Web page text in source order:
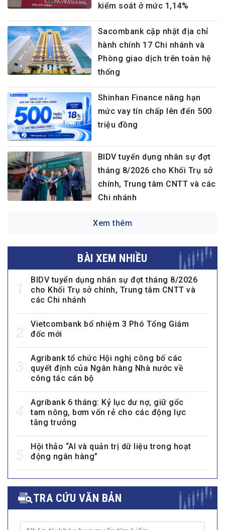
kiểm soát ở mức 1,14%
Sacombank cập nhật địa chỉ
hành chính 17 Chi nhánh và
Phòng giao dịch trên toàn hệ
thống
Shinhan Finance nâng hạn
mức vay tín chấp lên đến 500
triệu đồng
BIDV tuyển dụng nhân sự đợt
tháng 8/2026 cho Khối Trụ sở
chính, Trung tâm CNTT và các
Chi nhánh
Xem thêm
BÀI XEM NHIỀU
BIDV tuyển dụng nhân sự đợt tháng 8/2026
cho Khối Trụ sở chính, Trung tâm CNTT và
các Chi nhánh
Vietcombank bổ nhiệm 3 Phó Tổng Giám
đốc mới
Agribank tổ chức Hội nghị công bố các
quyết định của Ngân hàng Nhà nước về
công tác cán bộ
Agribank 6 tháng: Kỷ lục dư nợ, giữ gốc
tam nông, bơm vốn rẻ cho các động lực
tăng trưởng
Hội thảo “AI và quản trị dữ liệu trong hoạt
động ngân hàng”
TRA CỨU VĂN BẢN